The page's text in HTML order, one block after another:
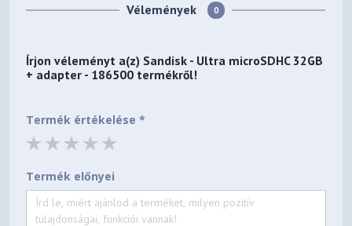
Vélemények 0
Írjon véleményt a(z) Sandisk - Ultra microSDHC 32GB
+ adapter - 186500 termékről!
Termék értékelése *
Termék előnyei